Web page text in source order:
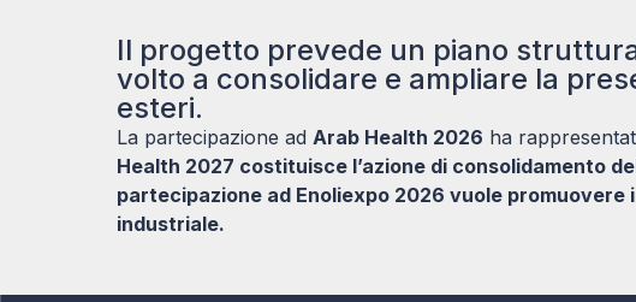
Il progetto prevede un piano
volto a consolidare e ampliare la
esteri.
La partecipazione ad Arab Health 2026 ha
Health 2027 costituisce l’azione di consolidamento
partecipazione ad Enoliexpo 2026 vuole
industriale.